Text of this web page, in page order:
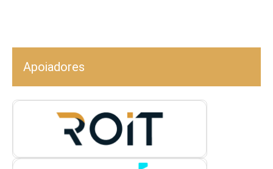
Apoiadores